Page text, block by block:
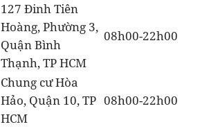
127 Đinh Tiên
Hoàng, Phường 3,
Quận Bình
Thạnh, TP HCM
08h00-22h00
Chung cư Hòa
Hảo, Quận 10, TP
HCM
08h00-22h00